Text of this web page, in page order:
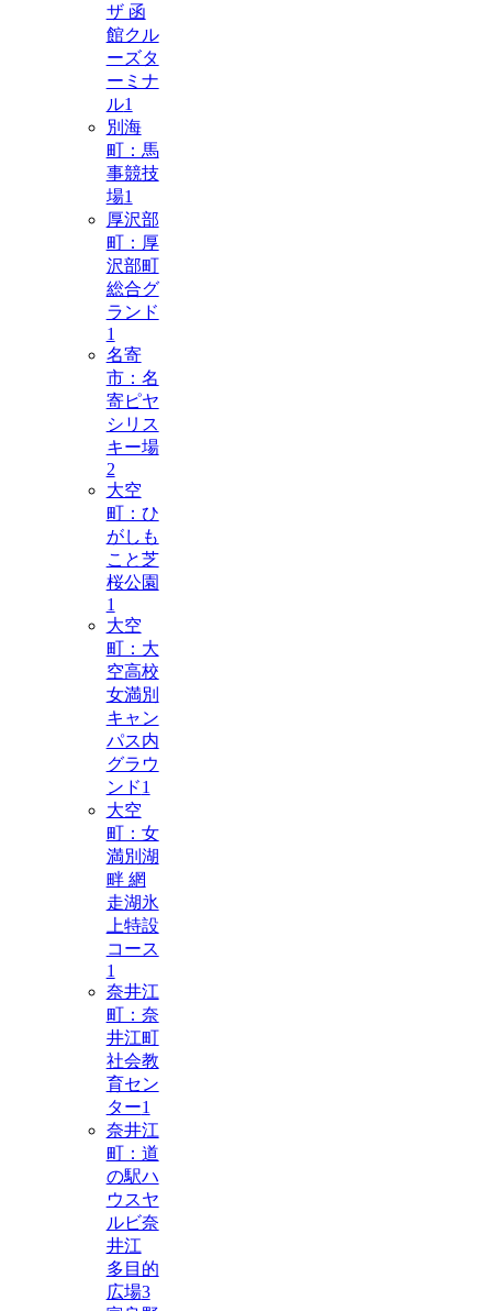
ザ 函
館クル
ーズタ
ーミナ
ル1
別海
町：馬
事競技
場1
厚沢部
町：厚
沢部町
総合グ
ランド
1
名寄
市：名
寄ピヤ
シリス
キー場
2
大空
町：ひ
がしも
こと芝
桜公園
1
大空
町：大
空高校
女満別
キャン
パス内
グラウ
ンド1
大空
町：女
満別湖
畔 網
走湖氷
上特設
コース
1
奈井江
町：奈
井江町
社会教
育セン
ター1
奈井江
町：道
の駅ハ
ウスヤ
ルビ奈
井江
多目的
広場3